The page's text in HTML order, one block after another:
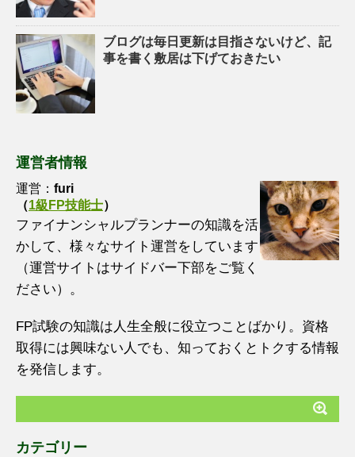
ブログは毎日更新は目指さないけど、記
事を書く敷居は下げておきたい
運営者情報
運営： furi
（1級FP技能士）
ファイナンシャルプランナーの知識を活
かして、様々なサイト運営をしています
（運営サイトはサイドバー下部をご覧く
ださい）。
FP試験の知識は人生全般に役立つことばかり。資格
取得には興味ない人でも、知っておくとトクする情報
を発信します。
カテゴリー